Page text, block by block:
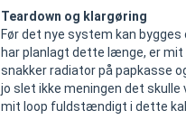
Teardown og klargøring
Før det nye system kan
har planlagt dette længe, er
snakker radiator på papkasse
jo slet ikke meningen det
mit loop fuldstændigt i dette